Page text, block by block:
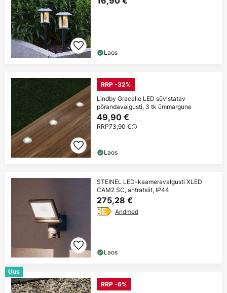
Laos
RRP -32%
Lindby Gracelle LED süvistatav
põrandavalgusti, 3 tk ümmargune
49,90 €
RRP73,90 €
Laos
STEINEL LED-kaameravalgusti XLED
CAM2 SC, antratsiit, IP44
275,28 €
Andmed
Laos
Uus
RRP -6%